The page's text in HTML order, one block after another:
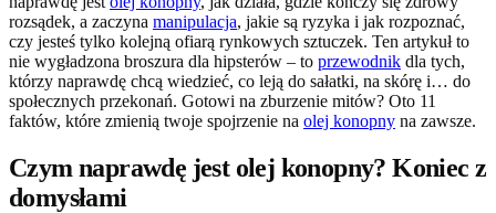
rozsądek, a zaczyna manipulacja, jakie są ryzyka i jak rozpoznać,
czy jesteś tylko kolejną ofiarą rynkowych sztuczek. Ten artykuł to
nie wygładzona broszura dla hipsterów – to przewodnik dla tych,
którzy naprawdę chcą wiedzieć, co leją do sałatki, na skórę i… do
społecznych przekonań. Gotowi na zburzenie mitów? Oto 11
faktów, które zmienią twoje spojrzenie na olej konopny na zawsze.
Czym naprawdę jest olej konopny? Koniec z
domysłami